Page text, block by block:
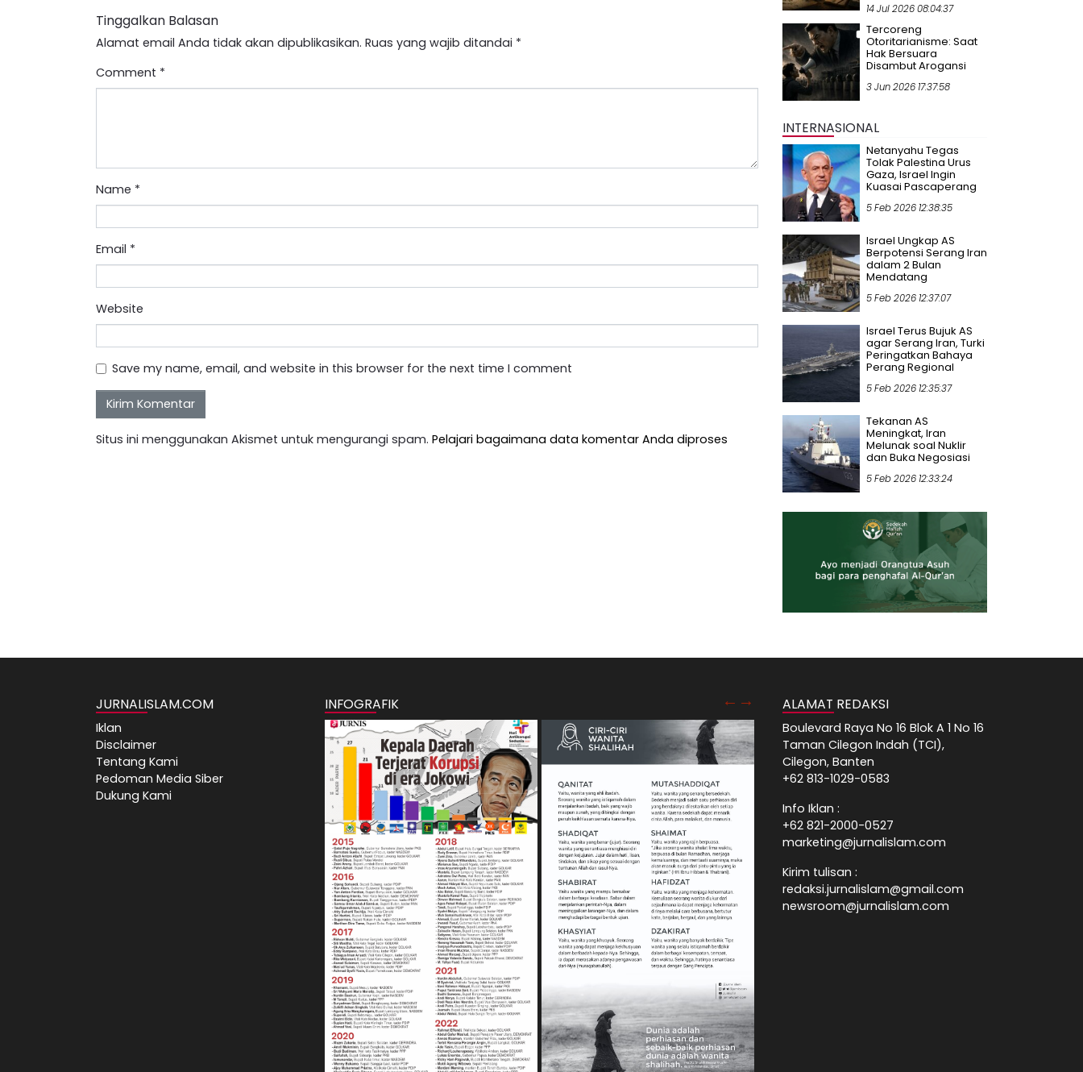
Tinggalkan Balasan
Alamat email Anda tidak akan dipublikasikan. Ruas yang wajib ditandai *
Comment *
Name *
Email *
Website
Save my name, email, and website in this browser for the next time I comment
Situs ini menggunakan Akismet untuk mengurangi spam. Pelajari bagaimana data komentar Anda diproses
14 Jul 2026 08:04:37
Tercoreng
Otoritarianisme: Saat
Hak Bersuara
Disambut Arogansi
3 Jun 2026 17:37:58
INTERNASIONAL
Netanyahu Tegas
Tolak Palestina Urus
Gaza, Israel Ingin
Kuasai Pascaperang
5 Feb 2026 12:38:35
Israel Ungkap AS
Berpotensi Serang Iran
dalam 2 Bulan
Mendatang
5 Feb 2026 12:37:07
Israel Terus Bujuk AS
agar Serang Iran, Turki
Peringatkan Bahaya
Perang Regional
5 Feb 2026 12:35:37
Tekanan AS
Meningkat, Iran
Melunak soal Nuklir
dan Buka Negosiasi
5 Feb 2026 12:33:24
JURNALISLAM.COM
Iklan
Disclaimer
Tentang Kami
Pedoman Media Siber
Dukung Kami
INFOGRAFIK ALAMAT REDAKSI
Boulevard Raya No 16 Blok A 1 No 16
Taman Cilegon Indah (TCI),
Cilegon, Banten
+62 813-1029-0583
Info Iklan :
+62 821-2000-0527
marketing@jurnalislam.com
Kirim tulisan :
redaksi.jurnalislam@gmail.com
newsroom@jurnalislam.com